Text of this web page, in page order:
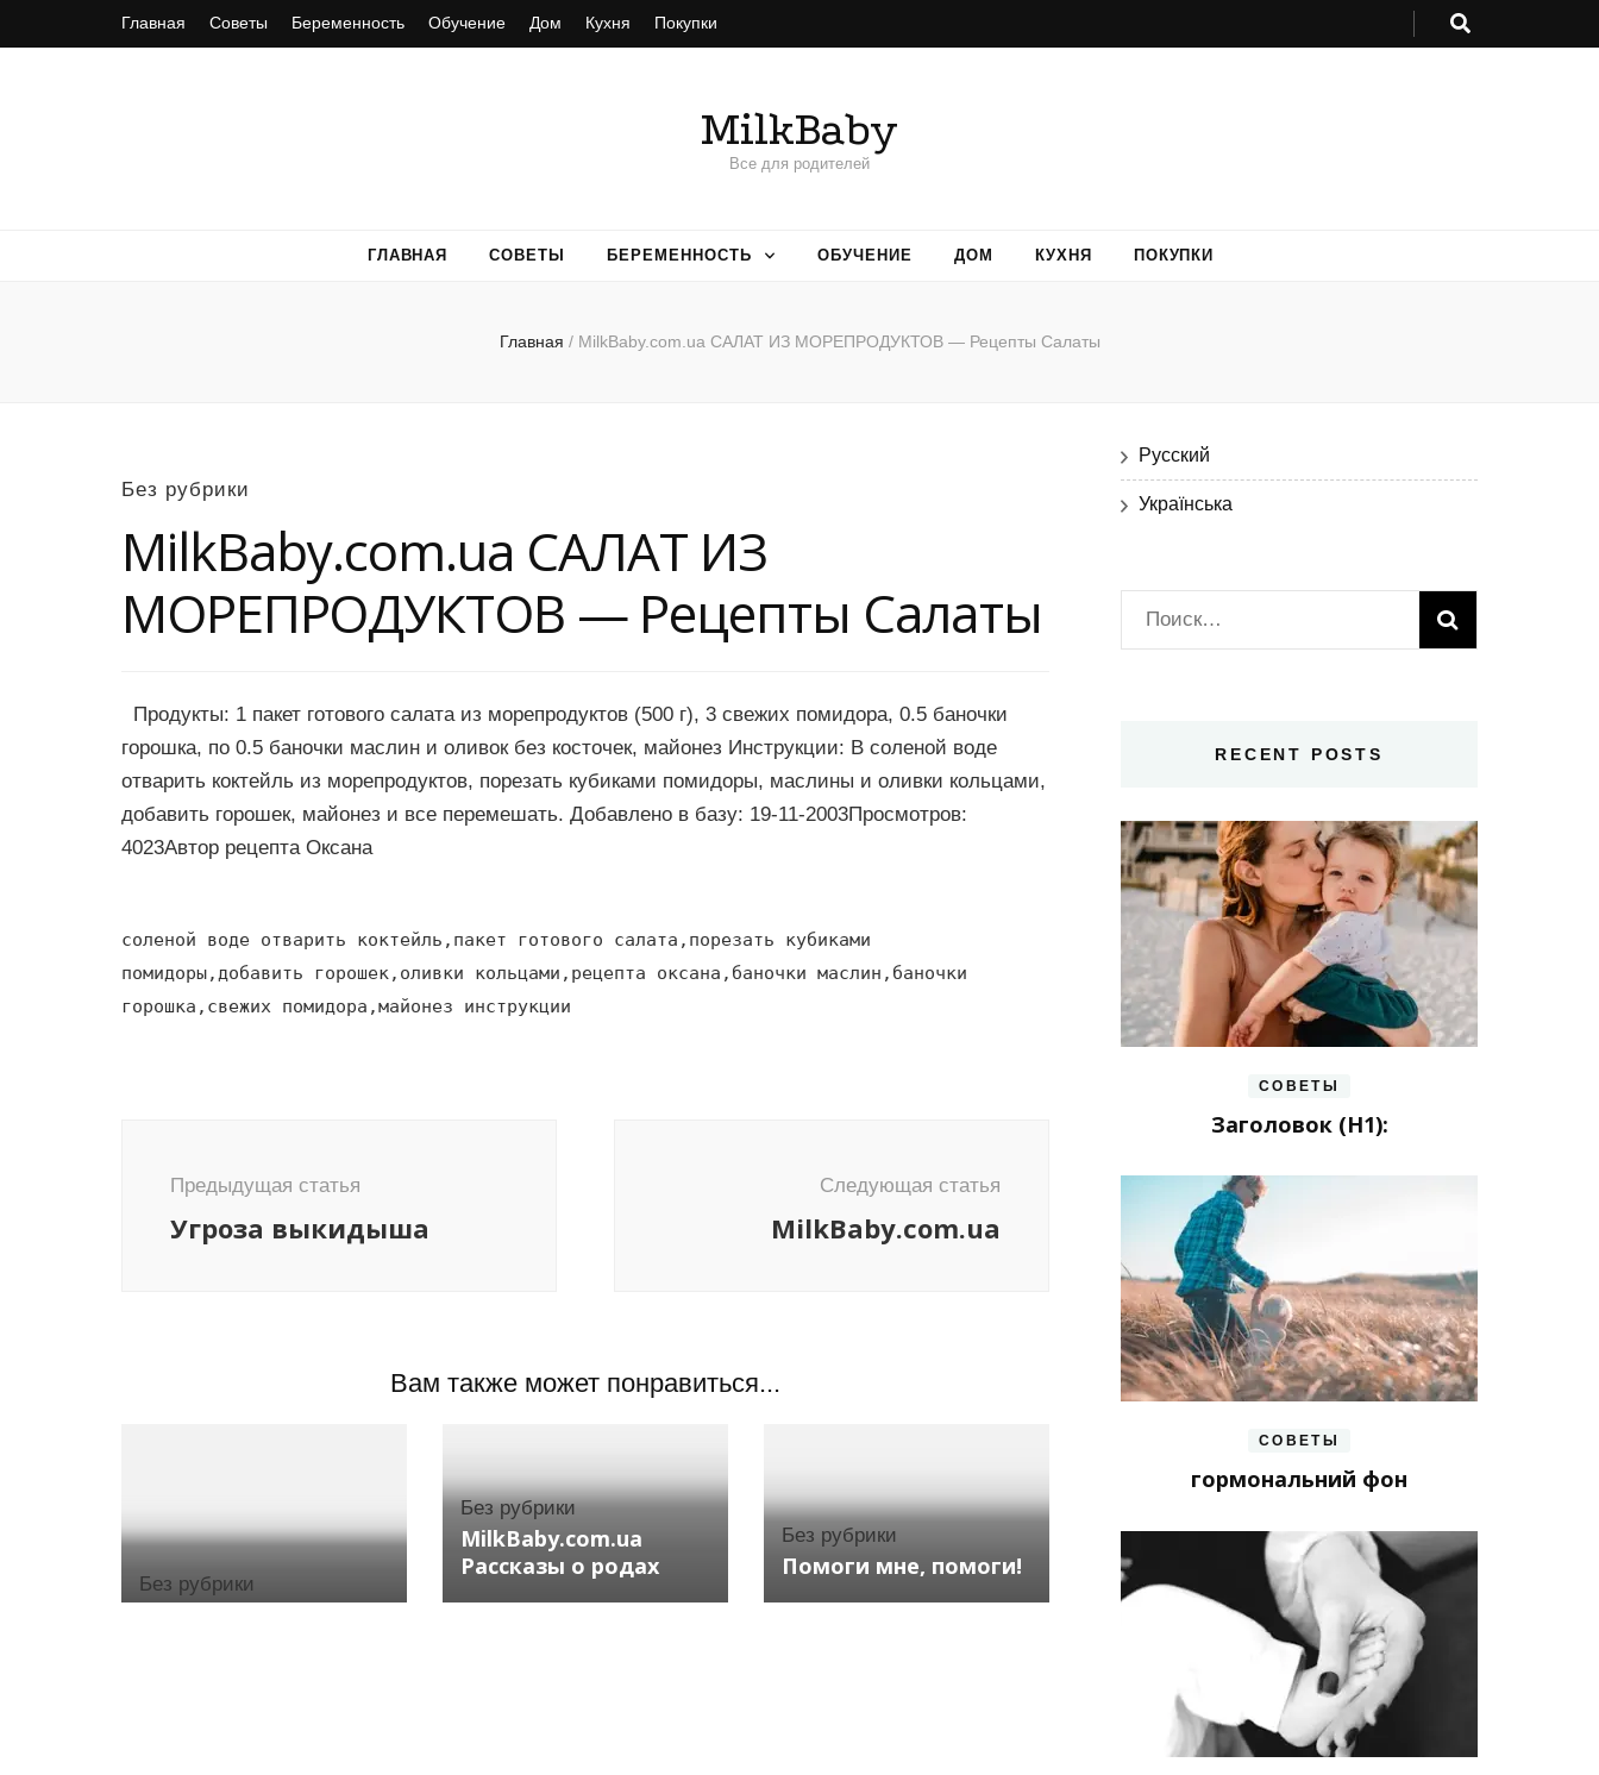
Главная Советы Беременность Обучение Дом Кухня Покупки
MilkBaby
Все для родителей
ГЛАВНАЯ СОВЕТЫ БЕРЕМЕННОСТЬ ОБУЧЕНИЕ ДОМ КУХНЯ ПОКУПКИ
Главная / MilkBaby.com.ua САЛАТ ИЗ МОРЕПРОДУКТОВ — Рецепты Салаты
Без рубрики
MilkBaby.com.ua САЛАТ ИЗ
МОРЕПРОДУКТОВ — Рецепты Салаты
Продукты: 1 пакет готового салата из морепродуктов (500 г), 3 свежих помидора, 0.5 баночки
горошка, по 0.5 баночки маслин и оливок без косточек, майонез Инструкции: В соленой воде
отварить коктейль из морепродуктов, порезать кубиками помидоры, маслины и оливки кольцами,
добавить горошек, майонез и все перемешать. Добавлено в базу: 19-11-2003Просмотров:
4023Автор рецепта Оксана
соленой воде отварить коктейль,пакет готового салата,порезать кубиками
помидоры,добавить горошек,оливки кольцами,рецепта оксана,баночки маслин,баночки
горошка,свежих помидора,майонез инструкции
записям
Предыдущая статья
Угроза выкидыша
Следующая статья
MilkBaby.com.ua
Вам также может понравиться...
Без рубрики
Без рубрики
MilkBaby.com.ua
Рассказы о родах
Без рубрики
Помоги мне, помоги!
Русский
Українська
Найти:
RECENT POSTS
СОВЕТЫ
Заголовок (H1):
СОВЕТЫ
гормональний фон